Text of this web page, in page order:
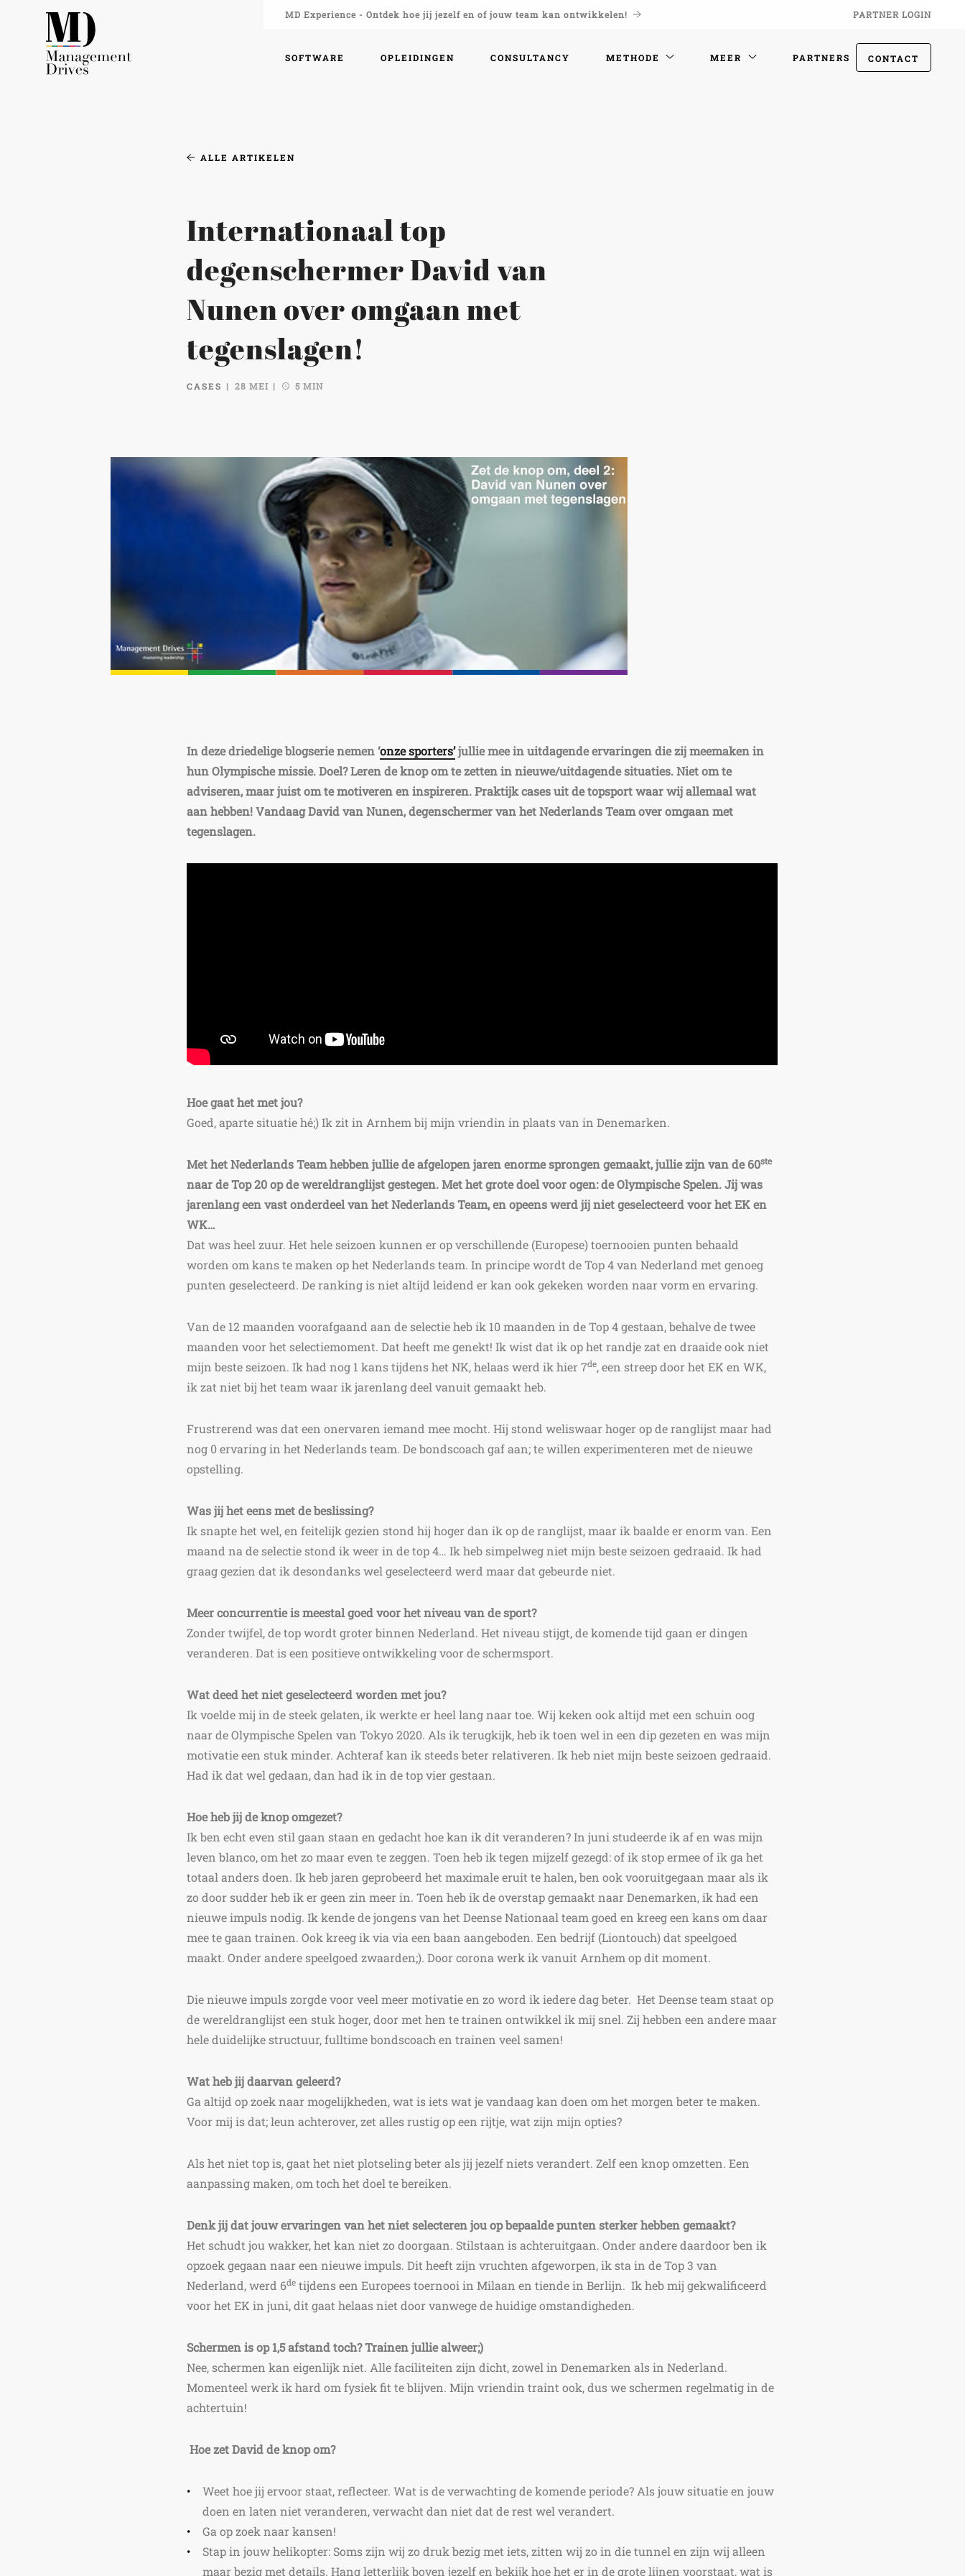
MD Experience - Ontdek hoe jij jezelf en of jouw team kan ontwikkelen! PARTNER LOGIN
SOFTWARE OPLEIDINGEN CONSULTANCY METHODE MEER PARTNERS CONTACT
ALLE ARTIKELEN
Internationaal top
degenschermer David van
Nunen over omgaan met
tegenslagen!
CASES 28 MEI 5 MIN
In deze driedelige blogserie nemen ‘onze sporters’jullie mee in uitdagende ervaringen die zij meemaken in
hun Olympische missie. Doel? Leren de knop om te zetten in nieuwe/uitdagende situaties. Niet om te
adviseren, maar juist om te motiveren en inspireren. Praktijk cases uit de topsport waar wij allemaal wat
aan hebben! Vandaag David van Nunen, degenschermer van het Nederlands Team over omgaan met
tegenslagen.
Hoe gaat het met jou?
Goed, aparte situatie hé;) Ik zit in Arnhem bij mijn vriendin in plaats van in Denemarken.
Met het Nederlands Team hebben jullie de afgelopen jaren enorme sprongen gemaakt, jullie zijn van de 60ste
naar de Top 20 op de wereldranglijst gestegen. Met het grote doel voor ogen: de Olympische Spelen. Jij was
jarenlang een vast onderdeel van het Nederlands Team, en opeens werd jij niet geselecteerd voor het EK en
WK…
Dat was heel zuur. Het hele seizoen kunnen er op verschillende (Europese) toernooien punten behaald
worden om kans te maken op het Nederlands team. In principe wordt de Top 4 van Nederland met genoeg
punten geselecteerd. De ranking is niet altijd leidend er kan ook gekeken worden naar vorm en ervaring.
Van de 12 maanden voorafgaand aan de selectie heb ik 10 maanden in de Top 4 gestaan, behalve de twee
maanden voor het selectiemoment. Dat heeft me genekt! Ik wist dat ik op het randje zat en draaide ook niet
mijn beste seizoen. Ik had nog 1 kans tijdens het NK, helaas werd ik hier 7de, een streep door het EK en WK,
ik zat niet bij het team waar ik jarenlang deel vanuit gemaakt heb.
Frustrerend was dat een onervaren iemand mee mocht. Hij stond weliswaar hoger op de ranglijst maar had
nog 0 ervaring in het Nederlands team. De bondscoach gaf aan; te willen experimenteren met de nieuwe
opstelling.
Was jij het eens met de beslissing?
Ik snapte het wel, en feitelijk gezien stond hij hoger dan ik op de ranglijst, maar ik baalde er enorm van. Een
maand na de selectie stond ik weer in de top 4… Ik heb simpelweg niet mijn beste seizoen gedraaid. Ik had
graag gezien dat ik desondanks wel geselecteerd werd maar dat gebeurde niet.
Meer concurrentie is meestal goed voor het niveau van de sport?
Zonder twijfel, de top wordt groter binnen Nederland. Het niveau stijgt, de komende tijd gaan er dingen
veranderen. Dat is een positieve ontwikkeling voor de schermsport.
Wat deed het niet geselecteerd worden met jou?
Ik voelde mij in de steek gelaten, ik werkte er heel lang naar toe. Wij keken ook altijd met een schuin oog
naar de Olympische Spelen van Tokyo 2020. Als ik terugkijk, heb ik toen wel in een dip gezeten en was mijn
motivatie een stuk minder. Achteraf kan ik steeds beter relativeren. Ik heb niet mijn beste seizoen gedraaid.
Had ik dat wel gedaan, dan had ik in de top vier gestaan.
Hoe heb jij de knop omgezet?
Ik ben echt even stil gaan staan en gedacht hoe kan ik dit veranderen?In juni studeerde ik af en was mijn
leven blanco, om het zo maar even te zeggen.Toen heb ik tegen mijzelf gezegd: of ik stop ermee of ik ga het
totaal anders doen.Ik heb jaren geprobeerd het maximale eruit te halen, ben ook vooruitgegaan maar als ik
zo door sudder heb ik er geen zin meer in.Toen heb ik de overstap gemaakt naar Denemarken, ik had een
nieuwe impuls nodig.Ik kende de jongens van het Deense Nationaal team goed en kreeg een kans om daar
mee te gaan trainen. Ook kreeg ik via via een baan aangeboden. Een bedrijf (Liontouch) dat speelgoed
maakt. Onder andere speelgoed zwaarden;). Door corona werk ik vanuit Arnhem op dit moment.
Die nieuwe impuls zorgde voor veel meer motivatie en zo word ik iedere dag beter.Het Deense team staat op
de wereldranglijst een stuk hoger, door met hen te trainen ontwikkel ik mij snel. Zij hebben een andere maar
hele duidelijke structuur, fulltime bondscoach en trainen veel samen!
Wat heb jij daarvan geleerd?
Ga altijd op zoek naar mogelijkheden, wat is iets wat je vandaag kan doen om het morgen beter te maken.
Voor mij is dat; leun achterover, zet alles rustig op een rijtje, wat zijn mijn opties?
Als het niet top is, gaat het niet plotseling beter als jij jezelf niets verandert. Zelf een knop omzetten. Een
aanpassing maken, om toch het doel te bereiken.
Denk jij dat jouw ervaringen van het niet selecteren jou op bepaalde punten sterker hebben gemaakt?
Het schudt jou wakker, het kan niet zo doorgaan. Stilstaan is achteruitgaan. Onder andere daardoor ben ik
opzoek gegaan naar een nieuwe impuls.Dit heeft zijn vruchten afgeworpen, ik sta in de Top 3 van
Nederland, werd 6de tijdens een Europees toernooi in Milaan en tiende in Berlijn. Ik heb mij gekwalificeerd
voor het EK in juni, dit gaat helaas niet door vanwege de huidige omstandigheden.
Schermen is op 1,5 afstand toch? Trainen jullie alweer;)
Nee, schermen kan eigenlijk niet. Alle faciliteiten zijn dicht, zowel in Denemarken als in Nederland.
Momenteel werk ik hard om fysiek fit te blijven. Mijn vriendin traint ook, dus we schermen regelmatig in de
achtertuin!
Hoe zet David de knop om?
Weet hoe jij ervoor staat, reflecteer. Wat is de verwachting de komende periode? Als jouw situatie en jouw
doen en laten niet veranderen, verwacht dan niet dat de rest wel verandert.
Ga op zoek naar kansen!
Stap in jouw helikopter: Soms zijn wij zo druk bezig met iets, zitten wij zo in die tunnel en zijn wij alleen
maar bezig met details. Hang letterlijk boven jezelf en bekijk hoe het er in de grote lijnen voorstaat, wat is